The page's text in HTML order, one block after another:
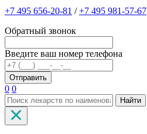
+7 495 656-20-81 /+7 495 981-57-67
Обратный звонок
Введите ваш номер телефона
0 0
Найти